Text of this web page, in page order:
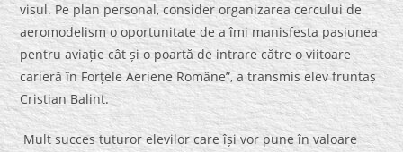
visul. Pe plan personal, consider organizarea cercului de
aeromodelism o oportunitate de a îmi manisfesta pasiunea
pentru aviație cât și o poartă de intrare către o viitoare
carieră în Forțele Aeriene Române”, a transmis elev fruntaș
Cristian Balint.
Mult succes tuturor elevilor care își vor pune în valoare